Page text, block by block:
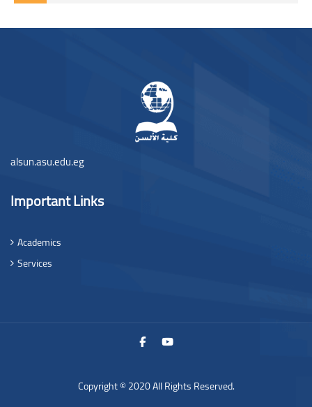
Bloky
alsun.asu.edu.eg
Important Links
Academics
Services
Copyright © 2020 All Rights Reserved.